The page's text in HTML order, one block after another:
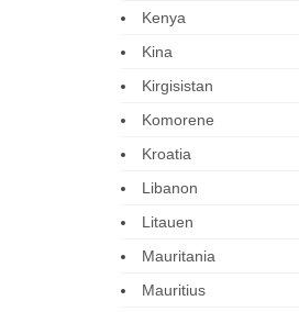
Kenya
Kina
Kirgisistan
Komorene
Kroatia
Libanon
Litauen
Mauritania
Mauritius